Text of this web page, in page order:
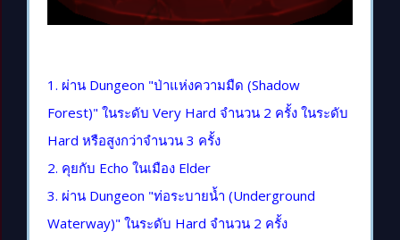
1. ผ่าน Dungeon "ป่าแห่งความมืด (Shadow
Forest)" ในระดับ Very Hard จำนวน 2 ครั้ง ในระดับ
Hard หรือสูงกว่าจำนวน 3 ครั้ง
2. คุยกับ Echo ในเมือง Elder
3. ผ่าน Dungeon "ท่อระบายน้ำ (Underground
Waterway)" ในระดับ Hard จำนวน 2 ครั้ง